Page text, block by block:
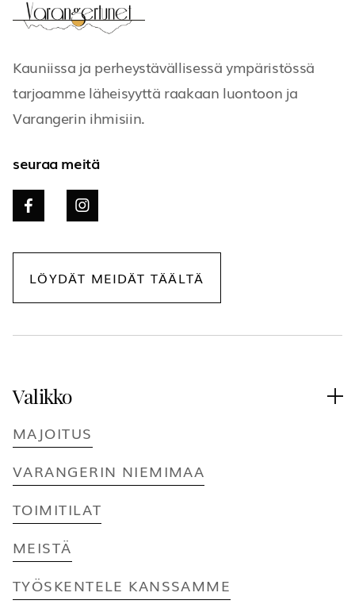
Kauniissa ja perheystävällisessä ympäristössä
tarjoamme läheisyyttä raakaan luontoon ja
Varangerin ihmisiin.
seuraa meitä
 
LÖYDÄT MEIDÄT TÄÄLTÄ
Valikko 
MAJOITUS
VARANGERIN NIEMIMAA
TOIMITILAT
MEISTÄ
TYÖSKENTELE KANSSAMME